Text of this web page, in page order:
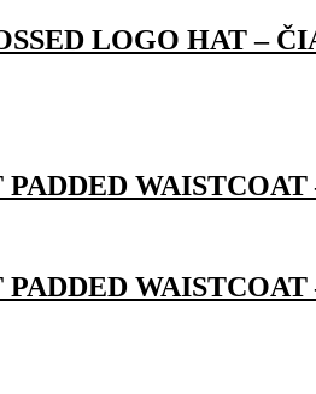
LOGO HAT –